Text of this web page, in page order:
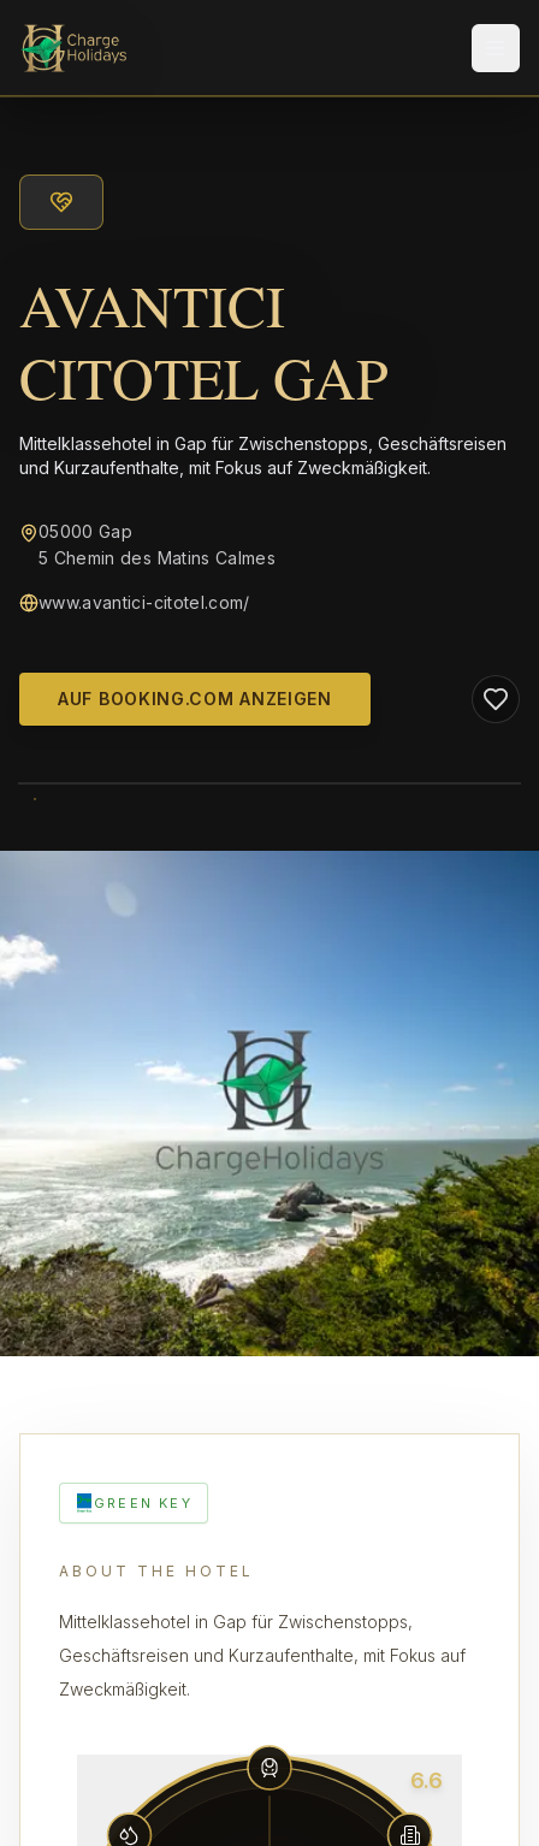
AVANTICI
CITOTEL GAP
Mittelklassehotel in Gap für Zwischenstopps, Geschäftsreisen
und Kurzaufenthalte, mit Fokus auf Zweckmäßigkeit.
05000 Gap
5 Chemin des Matins Calmes
www.avantici-citotel.com/
AUF BOOKING.COM ANZEIGEN
GREEN KEY
ABOUT THE HOTEL
Mittelklassehotel in Gap für Zwischenstopps,
Geschäftsreisen und Kurzaufenthalte, mit Fokus auf
Zweckmäßigkeit.
6.6